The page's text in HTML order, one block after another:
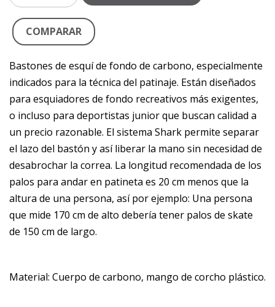
COMPARAR
Bastones de esquí de fondo de carbono, especialmente
indicados para la técnica del patinaje. Están diseñados
para esquiadores de fondo recreativos más exigentes,
o incluso para deportistas junior que buscan calidad a
un precio razonable. El sistema Shark permite separar
el lazo del bastón y así liberar la mano sin necesidad de
desabrochar la correa. La longitud recomendada de los
palos para andar en patineta es 20 cm menos que la
altura de una persona, así por ejemplo: Una persona
que mide 170 cm de alto debería tener palos de skate
de 150 cm de largo.
Material: Cuerpo de carbono, mango de corcho plástico.